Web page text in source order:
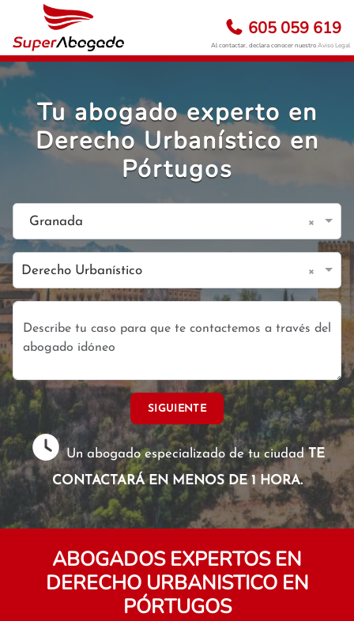
605 059 619
Al contactar, declara conocer nuestroAviso Legal
Tu abogado experto en
Derecho Urbanístico en
Pórtugos
Granada ×
Derecho Urbanístico ×
SIGUIENTE
Un abogado especializado de tu ciudadTE
CONTACTARÁ EN MENOS DE 1 HORA.
ABOGADOS EXPERTOS EN
DERECHO URBANISTICO EN
PÓRTUGOS